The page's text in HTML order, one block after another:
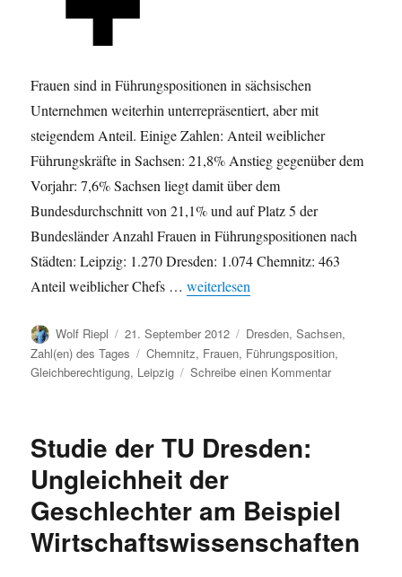
Frauen sind in Führungspositionen in sächsischen
Unternehmen weiterhin unterrepräsentiert, aber mit
steigendem Anteil. Einige Zahlen: Anteil weiblicher
Führungskräfte in Sachsen: 21,8% Anstieg gegenüber dem
Vorjahr: 7,6% Sachsen liegt damit über dem
Bundesdurchschnitt von 21,1% und auf Platz 5 der
Bundesländer Anzahl Frauen in Führungspositionen nach
Städten: Leipzig: 1.270 Dresden: 1.074 Chemnitz: 463
Anteil weiblicher Chefs …„Frauen in Führungspositionen:
weiterlesen
Autor
Wolf Riepl
Veröffentlicht
am
21. September 2012 Kategorien
Dresden,Sachsen,
Zahl(en) des Tages
Schlagwörter
Chemnitz, Frauen, Führungsposition,
Gleichberechtigung, Leipzig Schreibe einen Kommentarzu
steigendem
Anteil
Studie der TU Dresden:
Ungleichheit der
Geschlechter am Beispiel
Wirtschaftswissenschaften